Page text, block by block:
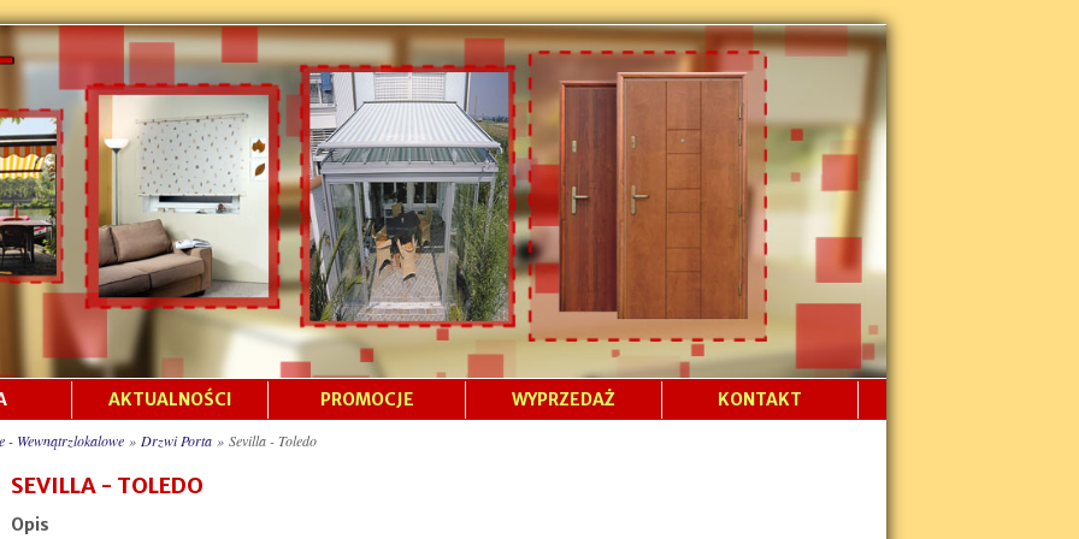
AKTUALNOŚCI PROMOCJE WYPRZEDAŻ KONTAKT
- Wewnątrzlokalowe » Drzwi Porta » Sevilla - Toledo
SEVILLA - TOLEDO
Opis